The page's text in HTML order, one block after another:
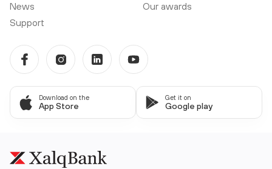
News
Our awards
Support
Download on the
App Store
Get it on
Google play